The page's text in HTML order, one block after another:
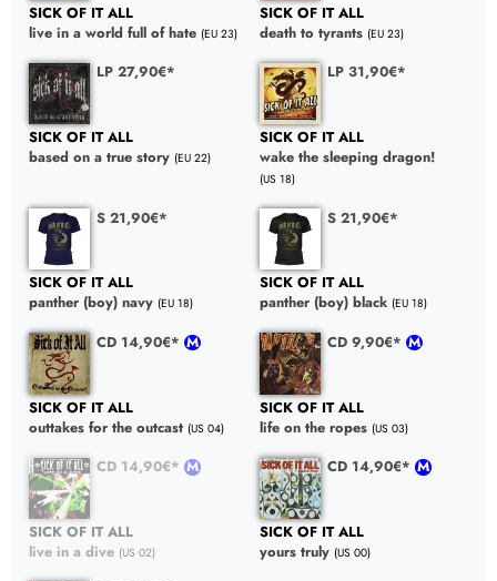
SICK OF IT ALL
live in a world full of hate (EU 23)
SICK OF IT ALL
death to tyrants (EU 23)
LP 27,90€*
SICK OF IT ALL
based on a true story (EU 22)
LP 31,90€*
SICK OF IT ALL
wake the sleeping dragon!
(US 18)
S 21,90€*
SICK OF IT ALL
panther (boy) navy (EU 18)
S 21,90€*
SICK OF IT ALL
panther (boy) black (EU 18)
CD 14,90€*
SICK OF IT ALL
outtakes for the outcast (US 04)
CD 9,90€*
SICK OF IT ALL
life on the ropes (US 03)
CD 14,90€*
SICK OF IT ALL
live in a dive (US 02)
CD 14,90€*
SICK OF IT ALL
yours truly (US 00)